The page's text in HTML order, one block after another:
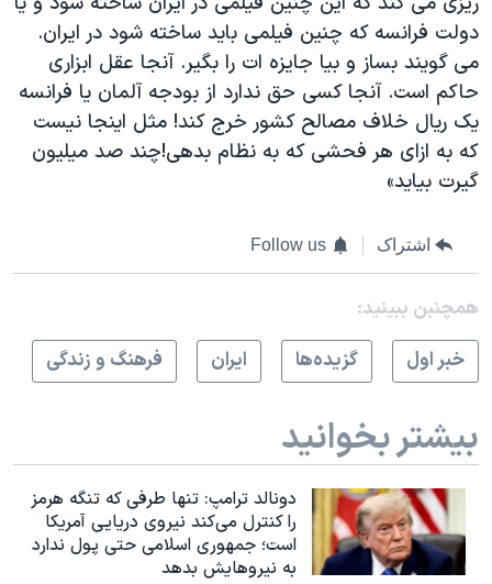
دولت فرانسه که چنین فیلمی باید ساخته شود در ایران.
می گویند بساز و بیا جایزه ات را بگیر. آنجا عقل ابزاری
حاکم است. آنجا کسی حق ندارد از بودجه آلمان یا فرانسه
یک ریال خلاف مصالح کشور خرج کند! مثل اینجا نیست
كه به ازای هر فحشی كه به نظام بدهی!چند صد میلیون
گیرت بیاید»
اشتراک Follow us
همچنبن ببینید:
خبر اول
گزيده‌ها ايران فرهنگ و زندگی
بیشتر بخوانید
دونالد ترامپ: تنها طرفی که تنگه هرمز
را کنترل می‌کند نیروی دریایی آمریکا
است؛ جمهوری اسلامی حتی پول ندارد
به نیروهایش بدهد